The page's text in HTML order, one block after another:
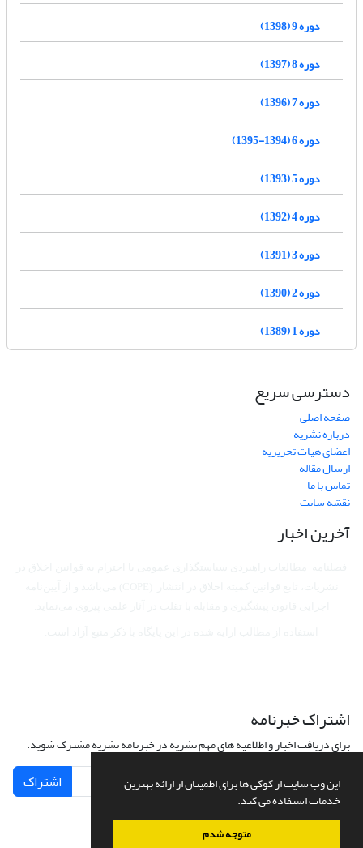
این وب سایت از کوکی ها برای اطمینان از ارائه بهترین
خدمات استفاده می کند.
متوجه شدم
دوره 9 (1398)
دوره 8 (1397)
دوره 7 (1396)
دوره 6 (1394-1395)
دوره 5 (1393)
دوره 4 (1392)
دوره 3 (1391)
دوره 2 (1390)
دوره 1 (1389)
دسترسی سریع
صفحه اصلی
درباره نشریه
اعضای هیات تحریریه
ارسال مقاله
تماس با ما
نقشه سایت
آخرین اخبار
اشتراک خبرنامه
برای دریافت اخبار و اطلاعیه های مهم نشریه در خبرنامه نشریه مشترک شوید.
اشتراک